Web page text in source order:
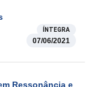
ÍNTEGRA
07/06/2021
Ressonância e